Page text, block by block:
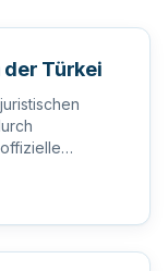
Türkei